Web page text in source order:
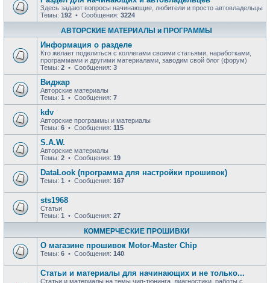
Здесь задают вопросы начинающие, любители и просто автовладельцы
Темы: 192 • Сообщения: 3224
АВТОРСКИЕ МАТЕРИАЛЫ и ПРОГРАММЫ
Информация о разделе
Кто желает поделиться с коллегами своими статьями, наработками,
программами и другими материалами, заводим свой блог (форум)
Темы: 2 • Сообщения: 3
Виджар
Авторские материалы
Темы: 1 • Сообщения: 7
kdv
Авторские программы и материалы
Темы: 6 • Сообщения: 115
S.A.W.
Авторские материалы
Темы: 2 • Сообщения: 19
DataLook (программа для настройки прошивок)
Темы: 1 • Сообщения: 167
sts1968
Статьи
Темы: 1 • Сообщения: 27
КОММЕРЧЕСКИЕ ПРОШИВКИ
О магазине прошивок Motor-Master Chip
Темы: 6 • Сообщения: 140
Статьи и материалы для начинающих и не только...
Статьи и материалы на темы чип-тюнинга, диагностики, работы с